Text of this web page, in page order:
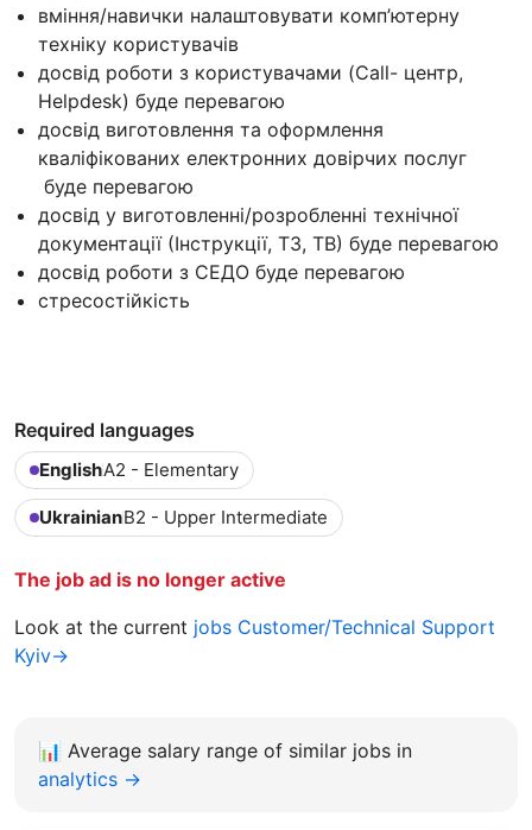
вміння/навички налаштовувати комп’ютерну
техніку користувачів
досвід роботи з користувачами (Call- центр,
Helpdesk) буде перевагою
досвід виготовлення та оформлення
кваліфікованих електронних довірчих послуг
буде перевагою
досвід у виготовленні/розробленні технічної
документації (Інструкції, ТЗ, ТВ) буде перевагою
досвід роботи з СЕДО буде перевагою
стресостійкість
Required languages
EnglishA2 - Elementary
UkrainianB2 - Upper Intermediate
The job ad is no longer active
Look at the current jobs Customer/Technical Support
Kyiv→
📊 Average salary range of similar jobs in
analytics →